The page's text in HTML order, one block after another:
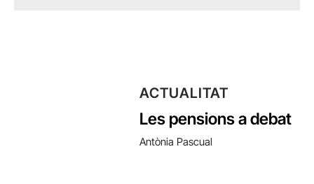
ACTUALITAT
Les pensions a debat
Antònia Pascual